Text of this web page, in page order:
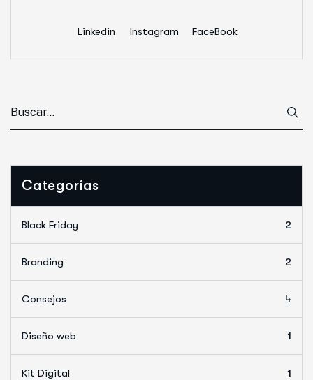
Linkedin Instagram FaceBook
Categorías
Black Friday 2
Branding 2
Consejos 4
Diseño web 1
Kit Digital 1